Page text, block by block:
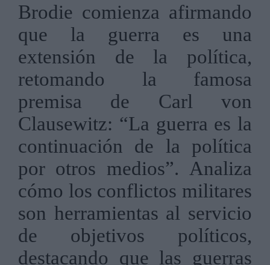
Brodie comienza afirmando
que la guerra es una
extensión de la política,
retomando la famosa
premisa de Carl von
Clausewitz: “La guerra es la
continuación de la política
por otros medios”. Analiza
cómo los conflictos militares
son herramientas al servicio
de objetivos políticos,
destacando que las guerras